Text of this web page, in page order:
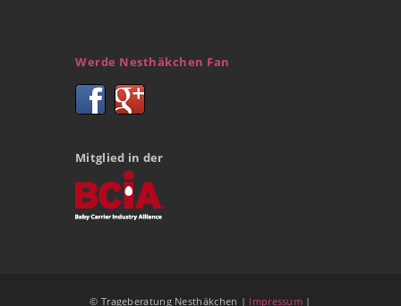
Werde Nesthäkchen Fan
Mitglied in der
© Trageberatung Nesthäkchen | Impressum |